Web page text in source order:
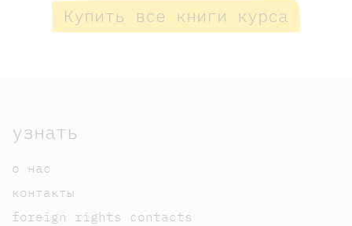
Купить все книги курса
узнать
о нас
контакты
foreign rights contacts